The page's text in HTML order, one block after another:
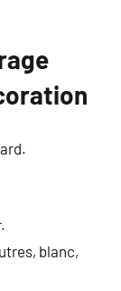
blanc,